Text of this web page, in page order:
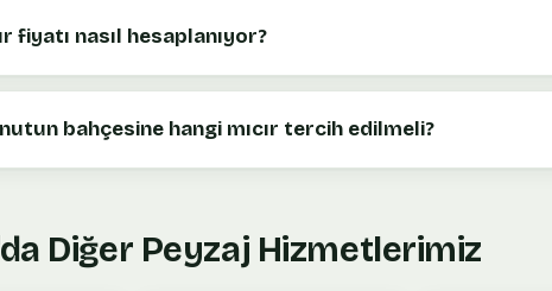
fiyatı nasıl hesaplanıyor?
bahçesine hangi mıcır tercih edilmeli?
Diğer Peyzaj Hizmetlerimiz